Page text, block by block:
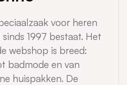
voor heren
1997 bestaat. Het
webshop is breed:
badmode en van
huispakken. De